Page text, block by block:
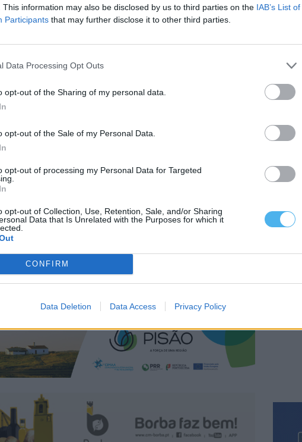
This information may also be disclosed by us to third parties on the IAB’s List of
Participants that may further disclose it to other third parties.
Data Processing Opt Outs
opt-out of the Sharing of my personal data.
opt-out of the Sale of my Personal Data.
opt-out of processing my Personal Data for Targeted
opt-out of Collection, Use, Retention, Sale, and/or Sharing
Data that Is Unrelated with the Purposes for which it
CONFIRM
Data Deletion Data Access Privacy Policy
onlinehttps://cmbeja.esport.com.pt, devendo os
para registo, seleção de atividades e
após confirmação do respetivo
os tempos livres das crianças com propostas de
e a socialização entre os participantes.